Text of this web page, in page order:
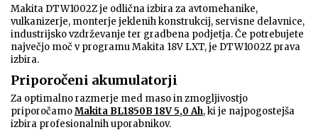
Makita DTW1002Z je odlična izbira za avtomehanike,
vulkanizerje, monterje jeklenih konstrukcij, servisne delavnice,
industrijsko vzdrževanje ter gradbena podjetja. Če potrebujete
največjo moč v programu Makita 18V LXT, je DTW1002Z prava
izbira.
Priporočeni akumulatorji
Za optimalno razmerje med maso in zmogljivostjo
priporočamoMakita BL1850B 18V 5,0 Ah, ki je najpogostejša
izbira profesionalnih uporabnikov.